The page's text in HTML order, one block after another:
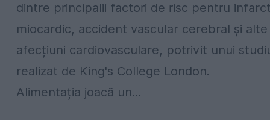
dintre principalii factori de risc pentru infarct
miocardic, accident vascular cerebral și alte
afecțiuni cardiovasculare, potrivit unui
realizat de King's College London.
Alimentația joacă un...